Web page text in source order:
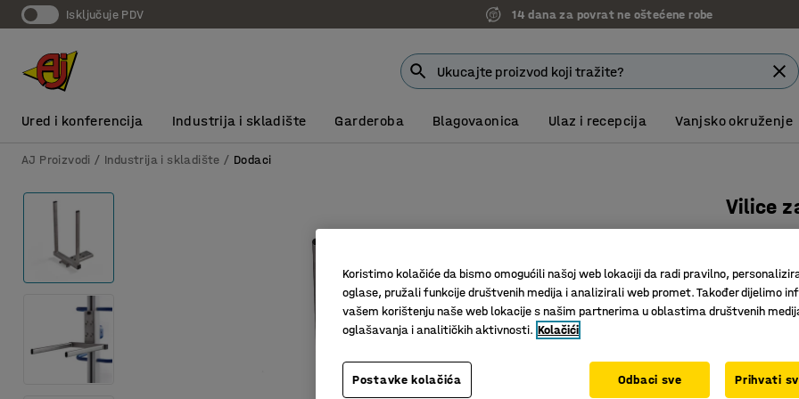
Isključuje PDV 14 dana za povrat ne oštećene robe
Ured i konferencija Industrija i skladište Garderoba Blagovaonica Ulaz i recepcija Vanjsko okruženje
AJ Proizvodi Industrija i skladište Dodaci
Vilice
500 mm
Razmak
Dodatak
Koristimo kolačiće da bismo omogućili našoj web lokaciji da radi pravilno,
oglase, pružali funkcije društvenih medija i analizirali web promet. Također dijelimo
vašem korištenju naše web lokacije s našim partnerima u oblastima društvenih
oglašavanja i analitičkih aktivnosti. Kolačići
Postavke kolačića Odbaci sve Prihvati